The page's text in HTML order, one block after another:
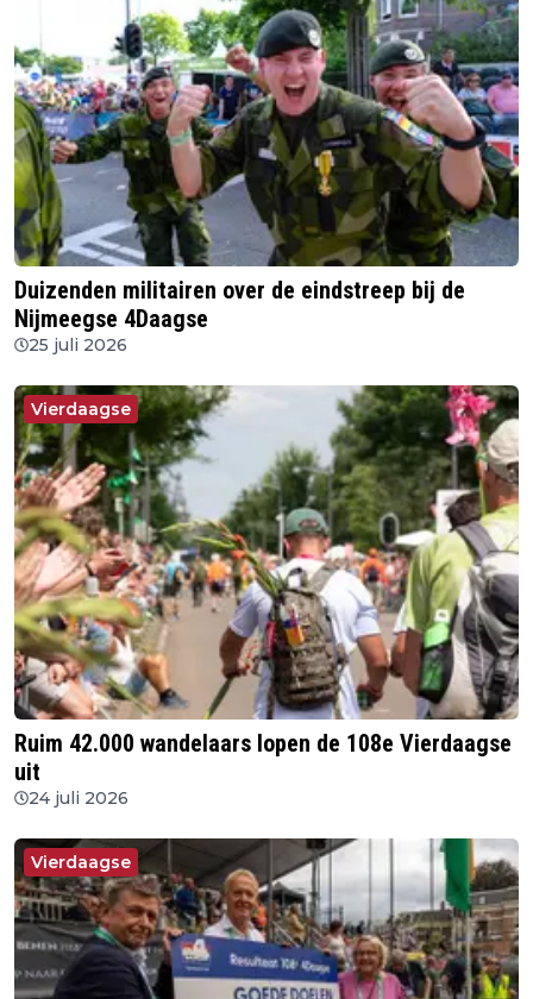
Duizenden militairen over de eindstreep bij de
Nijmeegse 4Daagse
25 juli 2026
Vierdaagse
Ruim 42.000 wandelaars lopen de 108e Vierdaagse
uit
24 juli 2026
Vierdaagse